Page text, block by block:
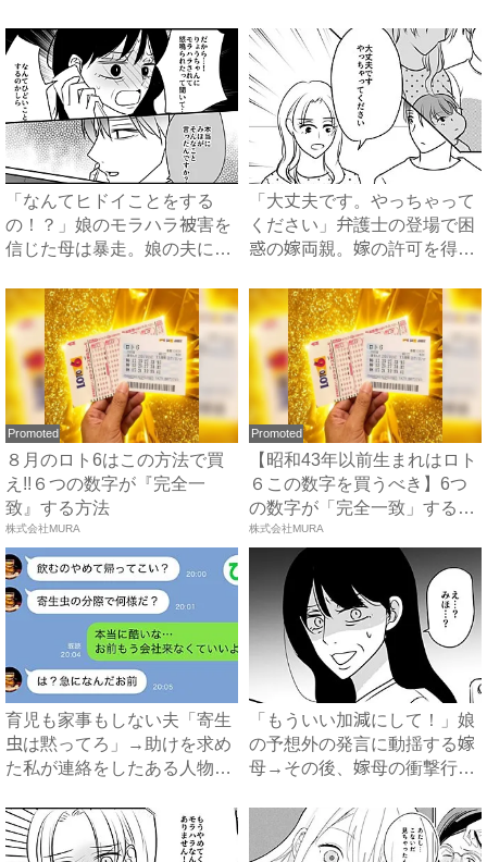
「なんてヒドイことをする
の！？」娘のモラハラ被害を
信じた母は暴走。娘の夫に電
「大丈夫です。やっちゃって
ください」弁護士の登場で困
惑の嫁両親。嫁の許可を得た
Promoted
８月のロト6はこの方法で買
え!!６つの数字が『完全一
致』する方法
株式会社MURA
Promoted
【昭和43年以前生まれはロト
６この数字を買うべき】6つ
の数字が「完全一致」する
方...
株式会社MURA
育児も家事もしない夫「寄生
虫は黙ってろ」→助けを求め
た私が連絡をしたある人物と
「もういい加減にして！」娘
の予想外の発言に動揺する嫁
母→その後、嫁母の衝撃行動